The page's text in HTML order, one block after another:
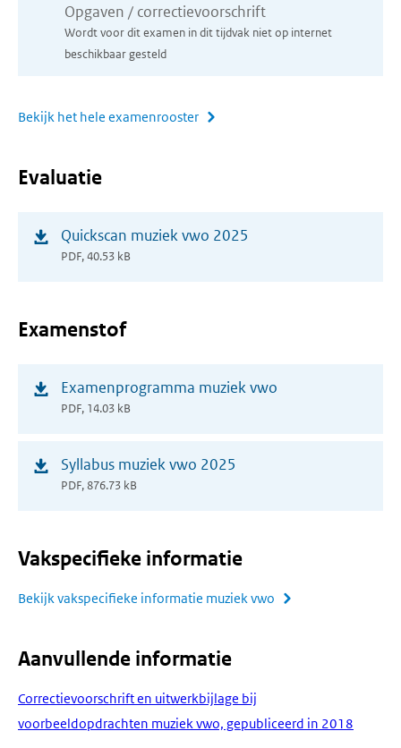
Opgaven / correctievoorschrift
Wordt voor dit examen in dit tijdvak niet op internet
beschikbaar gesteld
Bekijk het hele examenrooster
Evaluatie
Quickscan muziek vwo 2025
PDF, 40.53 kB
Examenstof
Examenprogramma muziek vwo
PDF, 14.03 kB
Syllabus muziek vwo 2025
PDF, 876.73 kB
Vakspecifieke informatie
Bekijk vakspecifieke informatie muziek vwo
Aanvullende informatie
Correctievoorschrift en uitwerkbijlage bij
voorbeeldopdrachten muziek vwo, gepubliceerd in 2018